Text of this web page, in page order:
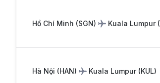
Hồ Chí Minh (SGN) Kuala Lumpur(
Hà Nội (HAN) Kuala Lumpur(KUL)